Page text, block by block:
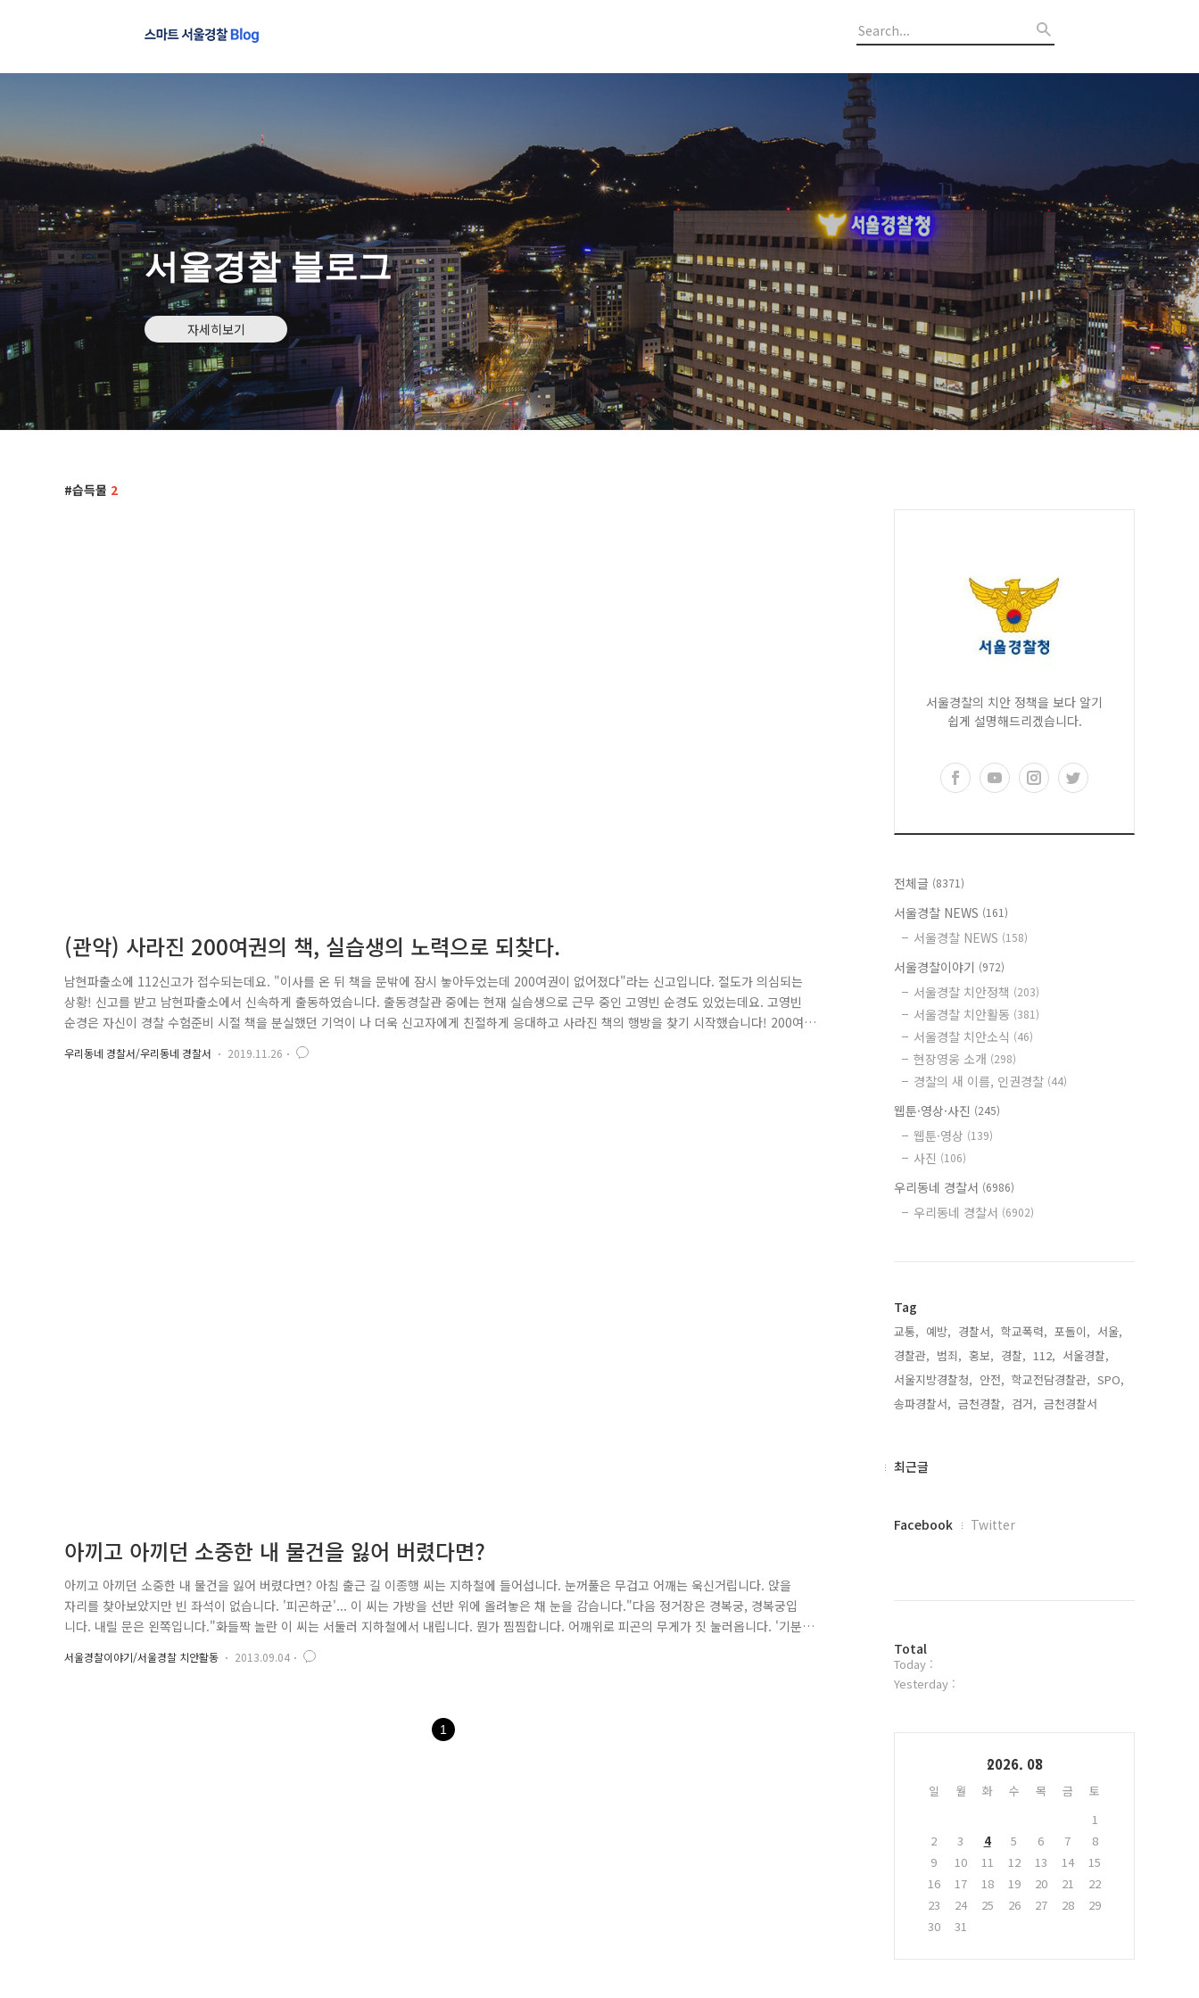
서울경찰 블로그
자세히보기
습득물 2
(관악) 사라진 200여권의 책, 실습생의 노력으로 되찾다.
남현파출소에 112신고가 접수되는데요. "이사를 온 뒤 책을 문밖에 잠시 놓아두었는데 200여권이 없어졌다"라는 신고입니다. 절도가 의심되는
상황! 신고를 받고 남현파출소에서 신속하게 출동하였습니다. 출동경찰관 중에는 현재 실습생으로 근무 중인 고영빈 순경도 있었는데요. 고영빈
순경은 자신이 경찰 수험준비 시절 책을 분실했던 기억이 나 더욱 신고자에게 친절하게 응대하고 사라진 책의 행방을 찾기 시작했습니다! 200여
권의 많은 책이 순식간에 사라진점, 지역 특성상 어르신들이 폐지를 많이 수거해 팔아 생활하는 점 등을 생각하여 간이수집장 6곳을 방문해 대량
의 책이 들어왔는지 확인하고 혹여나 후에 들어올 시 꼭 연락을 부탁드린다는 말을 전하며 계속해서 순찰활동 실시! 이에 그치지 않은 고순경은
우리동네 경찰서/우리동네 경찰서 2019.11.26
아끼고 아끼던 소중한 내 물건을 잃어 버렸다면?
아끼고 아끼던 소중한 내 물건을 잃어 버렸다면? 아침 출근 길 이종행 씨는 지하철에 들어섭니다. 눈꺼풀은 무겁고 어깨는 욱신거립니다. 앉을
자리를 찾아보았지만 빈 좌석이 없습니다. '피곤하군'... 이 씨는 가방을 선반 위에 올려놓은 채 눈을 감습니다."다음 정거장은 경복궁, 경복궁입
니다. 내릴 문은 왼쪽입니다."화들짝 놀란 이 씨는 서둘러 지하철에서 내립니다. 뭔가 찜찜합니다. 어깨위로 피곤의 무게가 짓 눌러옵니다. '기분
탓이겠지' 찜찜함을 뒤로한 채 이 씨는 지하철역을 나와 회사에 도착합니다. 책상에 앉은 순간, 그제야 찜찜함의 정체를 알아챕니다. "헉. 내 가
방;;;;;;;" 소중한 물건을 잃어버리면 안타까움이 클 텐데요, 이 씨와 같이 물건을 잃어버리면 어떻게 하면 좋을까요? 우선 당황하지 마시..
서울경찰이야기/서울경찰 치안활동 2013.09.04
1
서울경찰의 치안 정책을 보다 알기
쉽게 설명해드리겠습니다.
전체글 (8371)
서울경찰 NEWS (161)
서울경찰 NEWS (158)
서울경찰이야기 (972)
서울경찰 치안정책 (203)
서울경찰 치안활동 (381)
서울경찰 치안소식 (46)
현장영웅 소개 (298)
경찰의 새 이름, 인권경찰 (44)
웹툰·영상·사진 (245)
웹툰·영상 (139)
사진 (106)
우리동네 경찰서 (6986)
우리동네 경찰서 (6902)
Tag
교통, 예방, 경찰서, 학교폭력, 포돌이, 서울,
경찰관, 범죄, 홍보, 경찰, 112, 서울경찰,
서울지방경찰청, 안전, 학교전담경찰관, SPO,
송파경찰서, 금천경찰, 검거, 금천경찰서,
최
최근글
페
플
러
그
Facebook Twitter
방
문
자
Total
Today :
Yesterday :
2026. 08
일 월 화 수 목 금
토
1
2
3 4 5 6 7
8
9
10 11 12 13 14
15
16
17 18 19 20 21
22
23
24 25 26 27 28
29
30
31